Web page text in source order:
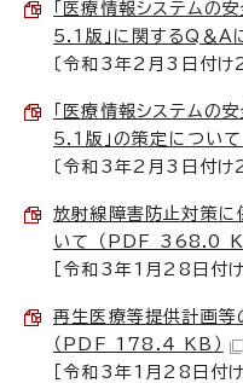
「医療情報システムの
5.1版」に関するQ＆
〔令和3年2月3日付け
「医療情報システムの
5.1版」の策定につい
〔令和3年2月3日付
放射線障害防止対策に
いて （PDF 368.0
［令和3年1月28日
再生医療等提供計画
（PDF 178.4 KB）
［令和3年1月28日付